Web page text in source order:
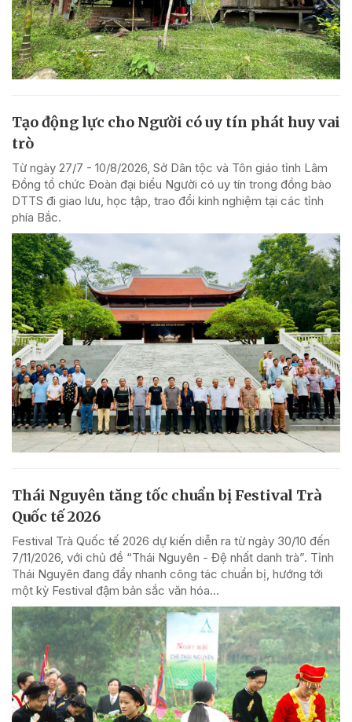
Tạo động lực cho Người có uy tín phát huy vai
trò
Từ ngày 27/7 - 10/8/2026, Sở Dân tộc và Tôn giáo tỉnh Lâm
Đồng tổ chức Đoàn đại biểu Người có uy tín trong đồng bào
DTTS đi giao lưu, học tập, trao đổi kinh nghiệm tại các tỉnh
phía Bắc.
Thái Nguyên tăng tốc chuẩn bị Festival Trà
Quốc tế 2026
Festival Trà Quốc tế 2026 dự kiến diễn ra từ ngày 30/10 đến
7/11/2026, với chủ đề “Thái Nguyên - Đệ nhất danh trà”. Tỉnh
Thái Nguyên đang đẩy nhanh công tác chuẩn bị, hướng tới
một kỳ Festival đậm bản sắc văn hóa...